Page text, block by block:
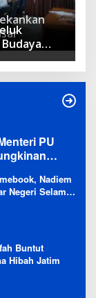
PU
Nadiem
Negeri Selama
Buntut
Hibah Jatim